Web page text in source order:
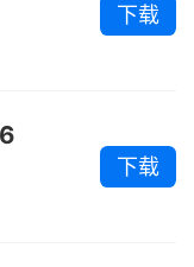
下载
下载